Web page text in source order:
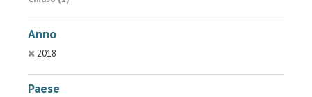
Anno
2018
Paese